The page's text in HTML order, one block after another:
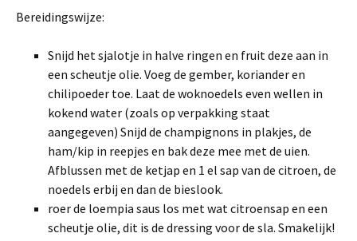
Bereidingswijze:
Snijd het sjalotje in halve ringen en fruit deze aan in
een scheutje olie. Voeg de gember, koriander en
chilipoeder toe. Laat de woknoedels even wellen in
kokend water (zoals op verpakking staat
aangegeven) Snijd de champignons in plakjes, de
ham/kip in reepjes en bak deze mee met de uien.
Afblussen met de ketjap en 1 el sap van de citroen, de
noedels erbij en dan de bieslook.
roer de loempia saus los met wat citroensap en een
scheutje olie, dit is de dressing voor de sla. Smakelijk!